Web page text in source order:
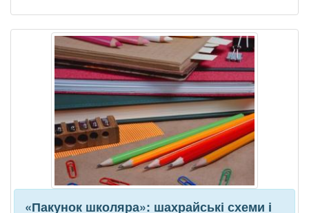
«Пакунок школяра»: шахрайські схеми і